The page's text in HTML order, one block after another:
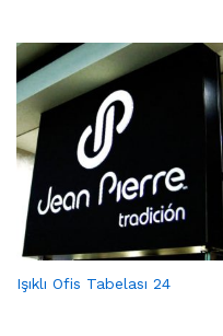
Işıklı Ofis Tabelası 24